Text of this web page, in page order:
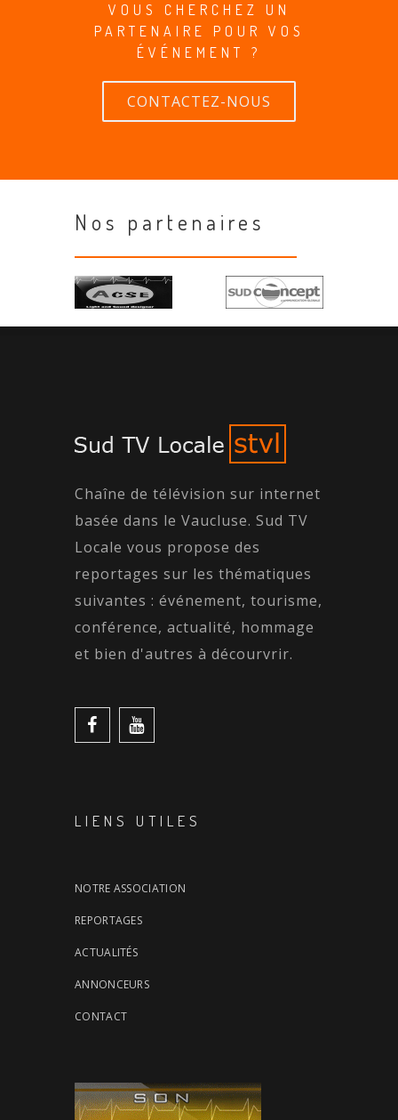
VOUS CHERCHEZ UN
PARTENAIRE POUR VOS
ÉVÉNEMENT ?
CONTACTEZ-NOUS
Nos partenaires
Chaîne de télévision sur internet
basée dans le Vaucluse. Sud TV
Locale vous propose des
reportages sur les thématiques
suivantes : événement, tourisme,
conférence, actualité, hommage
et bien d'autres à décourvrir.
LIENS UTILES
NOTRE ASSOCIATION
REPORTAGES
ACTUALITÉS
ANNONCEURS
CONTACT